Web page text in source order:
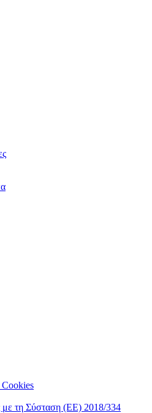
τη Σύσταση (ΕΕ) 2018/334